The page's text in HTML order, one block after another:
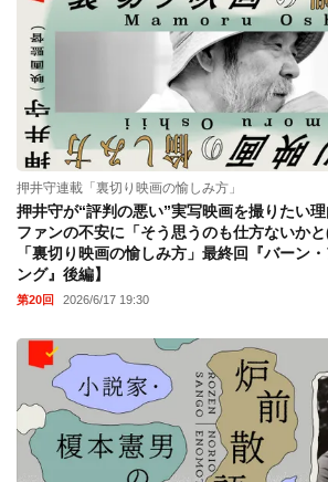
押井守連載「裏切り映画の愉しみ方」
押井守が“評判の悪い”実写映画を撮りたい理
ファンの不安に「そう思うのも仕方ないか
「裏切り映画の愉しみ方」最終回『バーン
ング』後編】
第20回 2026/6/17 19:30